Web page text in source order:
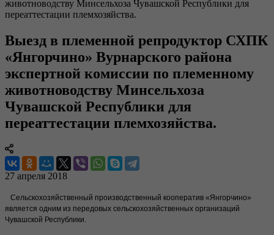
животноводству Минсельхоза Чувашской Республики для
переаттестации племхозяйства.
Выезд в племенной репродуктор СХПК
«Янгорчино» Вурнарского района
экспертной комиссии по племенному
животноводству Минсельхоза
Чувашской Республики для
переаттестации племхозяйства.
27 апреля 2018
Сельскохозяйственный производственный кооператив «Янгорчино»
является одним из передовых сельскохозяйственных организаций
Чувашской Республики.